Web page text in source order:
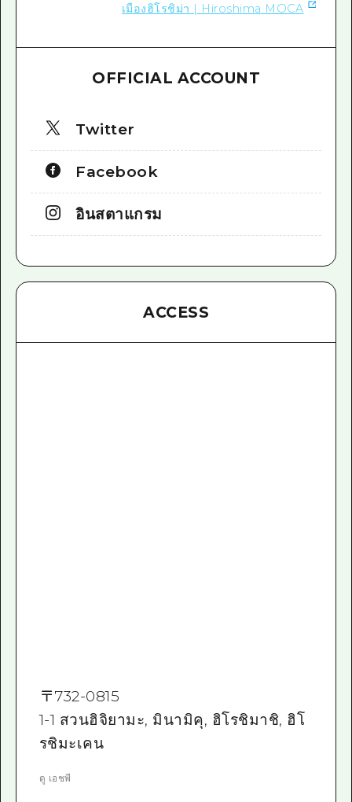
เมืองฮิโรชิม่า | Hiroshima MOCA
OFFICIAL ACCOUNT
Twitter
Facebook
อินสตาแกรม
ACCESS
〒732-0815
1-1 สวนฮิจิยามะ, มินามิคุ, ฮิโรชิมาชิ, ฮิโ
รชิมะเคน
ดู เอชพี